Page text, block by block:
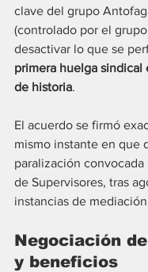
clave del grupo
(controlado por el
desactivar lo que se
primera huelga sindical
de historia.
El acuerdo se firmó
mismo instante en que
paralización
de Supervisores, tras
instancias de
Negociación
y beneficios